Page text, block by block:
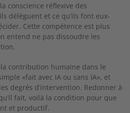
conscience réflexive des
délèguent et ce qu’ils font eux-
Cette compétence est plus
entend ne pas dissoudre les
contribution humaine dans le
«fait avec IA ou sans IA», et
degrés d’intervention. Redonner à
fait, voilà la condition pour que
et productif.